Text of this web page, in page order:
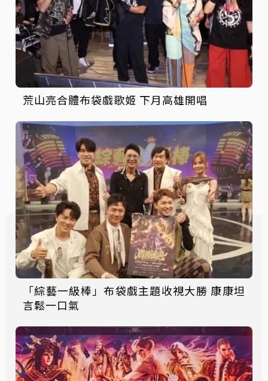
荒山亮合體布袋戲歌姬 下月高雄開唱
「綜藝一級棒」布袋戲主題收視大勝 康康坦
言鬆一口氣